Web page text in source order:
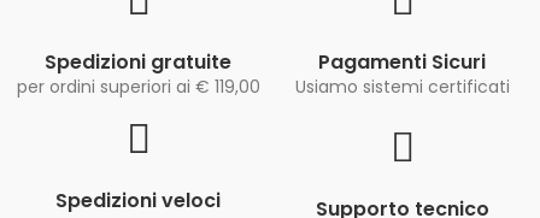
Spedizioni gratuite
per ordini superiori ai € 119,00
Pagamenti Sicuri
Usiamo sistemi certificati
Spedizioni veloci Supporto tecnico